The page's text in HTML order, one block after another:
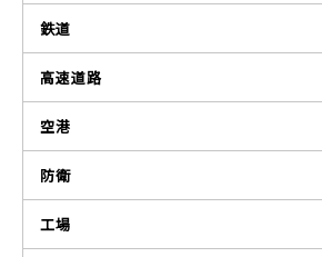
鉄道
高速道路
空港
防衛
工場